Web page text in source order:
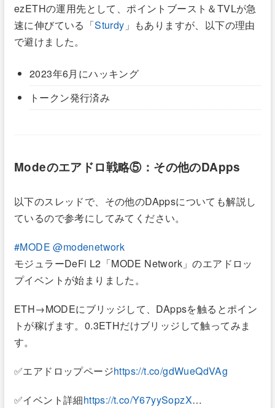
ezETHの運用先として、ポイントブースト＆TVLが急
速に伸びている「Sturdy 」もありますが、以下の理由
で避けました。
2023年6月にハッキング
トークン発行済み
Modeのエアドロ戦略⑤：その他のDApps
以下のスレッドで、その他のDAppsについても解説し
ているので参考にしてみてください。
#MODE @modenetwork
モジュラーDeFi L2「MODE Network」のエアドロッ
プイベントが始まりました。
ETH→MODEにブリッジして、DAppsを触るとポイン
トが稼げます。0.3ETHだけブリッジして触ってみま
す。
✅エアドロップページhttps://t.co/gdWueQdVAg
✅イベント詳細https://t.co/Y67yySopzX…